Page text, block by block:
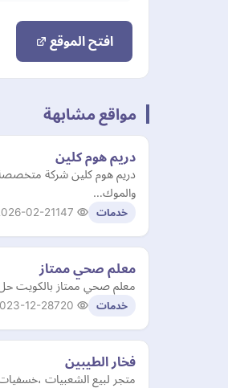
افتح الموقع
مواقع مشابهة
دريم هوم كلين
دريم هوم كلين شركة متخصصة
والموك…
خدمات 02-21
معلم صحي ممتاز
معلم صحي ممتاز بالكويت حل
خدمات 12-28
فخار الطيبين
متجر لبيع الشعبيات